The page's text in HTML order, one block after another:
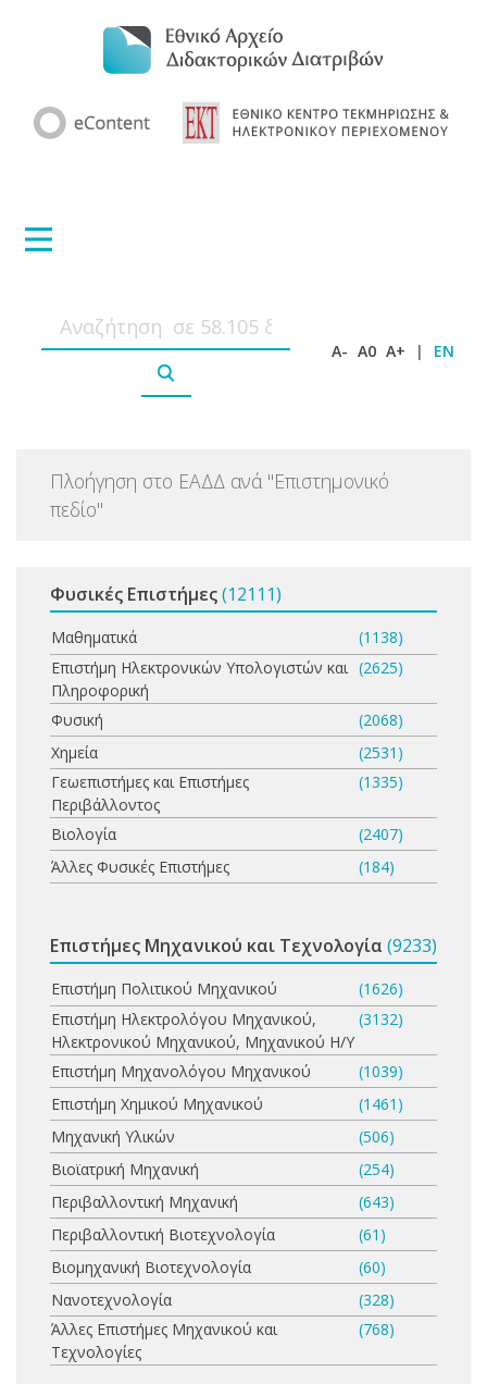
A- A0 A+ | EN
Πλοήγηση στο ΕΑΔΔ ανά "Επιστημονικό
πεδίο"
Φυσικές Επιστήμες(12111)
Μαθηματικά
(1138)
Επιστήμη Ηλεκτρονικών Υπολογιστών και
Πληροφορική
(2625)
Φυσική
(2068)
Χημεία
(2531)
Γεωεπιστήμες και Επιστήμες
Περιβάλλοντος
(1335)
Βιολογία
(2407)
Άλλες Φυσικές Επιστήμες
(184)
Επιστήμες Μηχανικού και Τεχνολογία (9233)
Επιστήμη Πολιτικού Μηχανικού
(1626)
Επιστήμη Ηλεκτρολόγου Μηχανικού,
Ηλεκτρονικού Μηχανικού, Μηχανικού Η/Υ
(3132)
Επιστήμη Μηχανολόγου Μηχανικού
(1039)
Επιστήμη Χημικού Μηχανικού
(1461)
Μηχανική Υλικών
(506)
Βιοϊατρική Μηχανική
(254)
Περιβαλλοντική Μηχανική
(643)
Περιβαλλοντική Βιοτεχνολογία
(61)
Βιομηχανική Βιοτεχνολογία
(60)
Νανοτεχνολογία
(328)
Άλλες Επιστήμες Μηχανικού και
Τεχνολογίες
(768)